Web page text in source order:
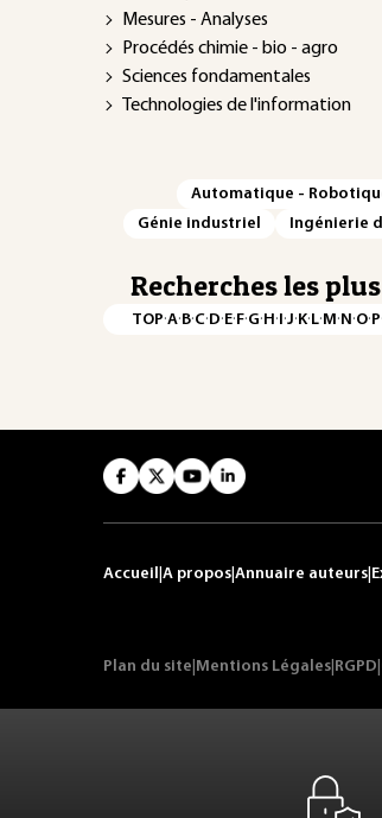
Mesures - Analyses
Procédés chimie - bio - agro
Sciences fondamentales
Technologies de l'information
Automatique -
Génie industriel
Ingénierie
Recherches les
TOP·A·B·C·D·E·F·G·H·I·J·K·L·M·N·O·P
Accueil A propos Annuaire auteurs
Plan du site Mentions Légales RGPD